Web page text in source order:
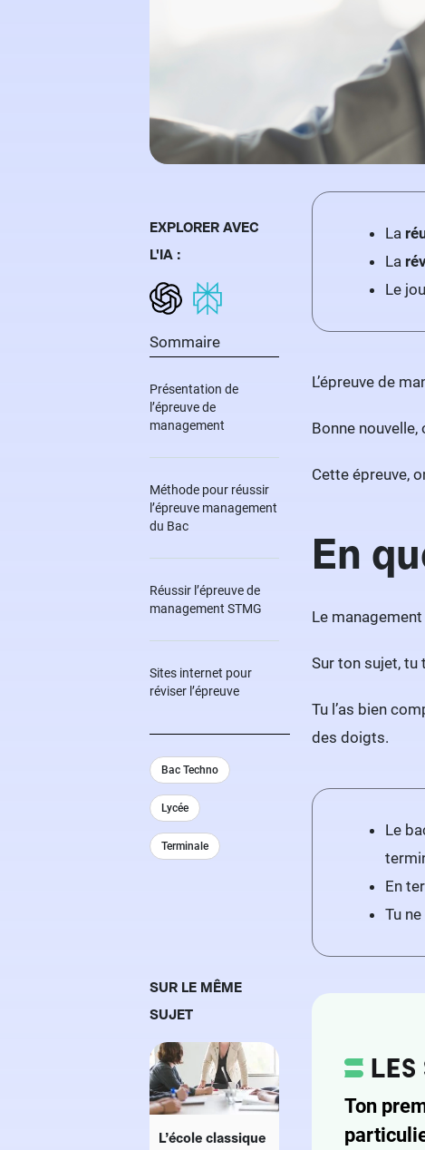
La
La
Le
L’épreuve de
Bonne
Cette épreuve,
En
Le
Sur ton sujet, tu
Tu l’as bien
des doigts.
Le
En
Tu
Ton
EXPLORER AVEC
L'IA :
Sommaire
Présentation de
l’épreuve de
management
Méthode pour réussir
l’épreuve management
du Bac
Réussir l’épreuve de
management STMG
Sites internet pour
réviser l’épreuve
Bac Techno
Lycée
Terminale
SUR LE MÊME
SUJET
L’école classique